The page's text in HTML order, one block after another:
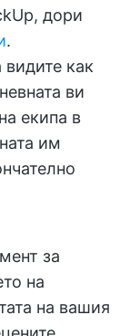
дори
.
видите как
ви
екипа в
им
за
на
на вашия